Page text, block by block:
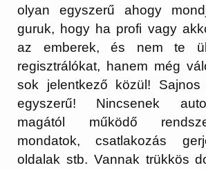
olyan egyszerű ahogy
guruk, hogy ha profi vagy
az emberek, és nem te
regisztrálókat, hanem még
sok jelentkező közül!
egyszerű! Nincsenek
magától működő
mondatok, csatlakozás
oldalak stb. Vannak trükkös